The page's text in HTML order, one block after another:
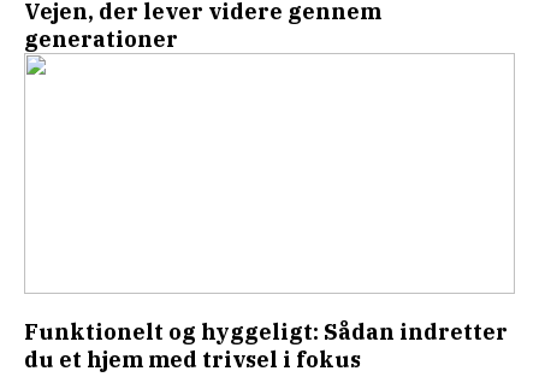
Vejen, der lever videre gennem
generationer
Funktionelt og hyggeligt: Sådan indretter
du et hjem med trivsel i fokus